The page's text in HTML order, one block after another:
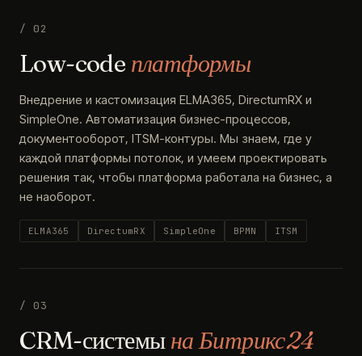
/ 02
Low-code платформы
Внедрение и кастомизация ELMA365, DirectumRX и
SimpleOne. Автоматизация бизнес-процессов,
документооборот, ITSM-контуры. Мы знаем, где у
каждой платформы потолок, и умеем проектировать
решения так, чтобы платформа работала на бизнес, а
не наоборот.
ELMA365 DirectumRX SimpleOne BPMN ITSM
/ 03
CRM-системына Битрикс24